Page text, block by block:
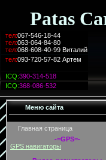
Patas
тел:067-546-18-44
тел:063-064-84-80
тел:068-608-40-99 Виталий
тел:093-720-57-82 Артем
ICQ:390-314-518
ICQ:368-086-532
Меню сайта
Главная страница
-=GPS=-
GPS навигаторы